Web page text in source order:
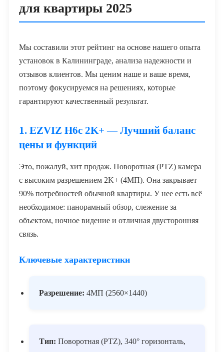
для квартиры 2025
Мы составили этот рейтинг на основе нашего опыта
установок в Калининграде, анализа надежности и
отзывов клиентов. Мы ценим наше и ваше время,
поэтому фокусируемся на решениях, которые
гарантируют качественный результат.
1. EZVIZ H6c 2K+ — Лучший баланс
цены и функций
Это, пожалуй, хит продаж. Поворотная (PTZ) камера
с высоким разрешением 2K+ (4МП). Она закрывает
90% потребностей обычной квартиры. У нее есть всё
необходимое: панорамный обзор, слежение за
объектом, ночное видение и отличная двусторонняя
связь.
Ключевые характеристики
Разрешение: 4МП (2560×1440)
Тип: Поворотная (PTZ), 340° горизонталь,